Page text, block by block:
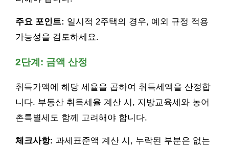
주요 포인트: 일시적 2주택의 경우, 예외 규정 적용
가능성을 검토하세요.
2단계: 금액 산정
취득가액에 해당 세율을 곱하여 취득세액을 산정합
니다. 부동산 취득세율 계산 시, 지방교육세와 농어
촌특별세도 함께 고려해야 합니다.
체크사항: 과세표준액 계산 시, 누락된 부분은 없는